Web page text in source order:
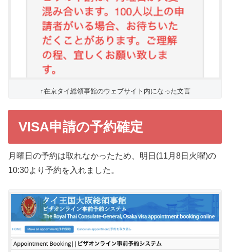
↑在京タイ総領事館のウェブサイト内になった文言
VISA申請の予約確定
月曜日の予約は取れなかったため、明日(11月8日火曜)の
10:30より予約を入れました。